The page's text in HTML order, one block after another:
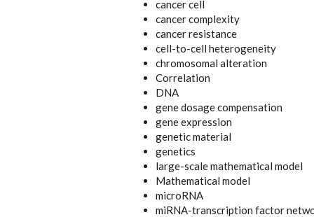
cancer cell
cancer complexity
cancer resistance
cell-to-cell heterogeneity
chromosomal alteration
Correlation
DNA
gene dosage compensation
gene expression
genetic material
genetics
large-scale mathematical model
Mathematical model
microRNA
miRNA-transcription factor